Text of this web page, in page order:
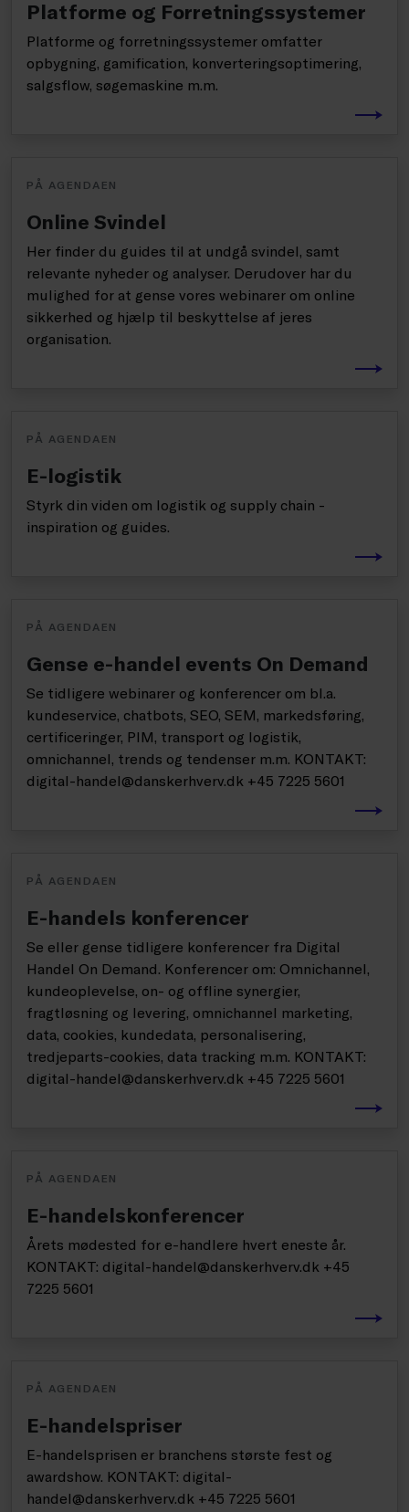
Platforme og Forretningssystemer
Platforme og forretningssystemer omfatter
opbygning, gamification, konverteringsoptimering,
salgsflow, søgemaskine m.m.
PÅ AGENDAEN
Online Svindel
Her finder du guides til at undgå svindel, samt
relevante nyheder og analyser. Derudover har du
mulighed for at gense vores webinarer om online
sikkerhed og hjælp til beskyttelse af jeres
organisation.
PÅ AGENDAEN
E-logistik
Styrk din viden om logistik og supply chain -
inspiration og guides.
PÅ AGENDAEN
Gense e-handel events On Demand
Se tidligere webinarer og konferencer om bl.a.
kundeservice, chatbots, SEO, SEM, markedsføring,
certificeringer, PIM, transport og logistik,
omnichannel, trends og tendenser m.m. KONTAKT:
digital-handel@danskerhverv.dk +45 7225 5601
PÅ AGENDAEN
E-handels konferencer
Se eller gense tidligere konferencer fra Digital
Handel On Demand. Konferencer om: Omnichannel,
kundeoplevelse, on- og offline synergier,
fragtløsning og levering, omnichannel marketing,
data, cookies, kundedata, personalisering,
tredjeparts-cookies, data tracking m.m. KONTAKT:
digital-handel@danskerhverv.dk +45 7225 5601
PÅ AGENDAEN
E-handelskonferencer
Årets mødested for e-handlere hvert eneste år.
KONTAKT: digital-handel@danskerhverv.dk +45
7225 5601
PÅ AGENDAEN
E-handelspriser
E-handelsprisen er branchens største fest og
awardshow. KONTAKT: digital-
handel@danskerhverv.dk +45 7225 5601